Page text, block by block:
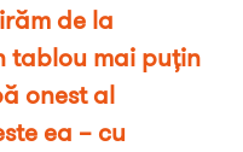
de la
tablou mai puțin
onest al
ea – cu